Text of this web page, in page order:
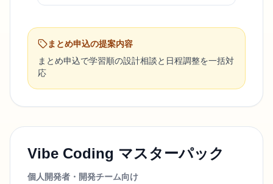
まとめ申込の提案内容
まとめ申込で学習順の設計相談と日程調整を一括対
応
Vibe Coding マスターパック
個人開発者・開発チーム向け